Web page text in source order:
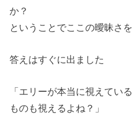
か？
ということでここの曖昧さ
答えはすぐに出ました
「エリーが本当に視えてい
ものも視えるよね？」